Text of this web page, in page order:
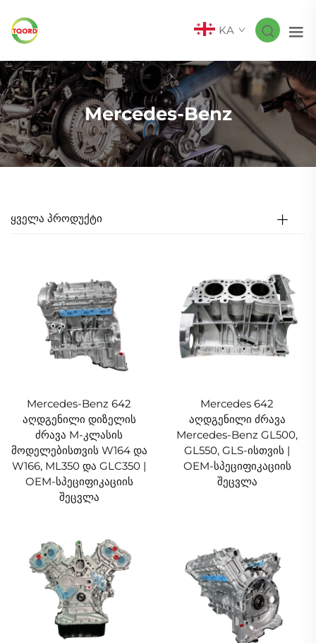
KA
Mercedes-Benz
ᲧᲕᲔᲚᲐ ᲞᲠᲝᲓᲣᲥᲢᲘ
Mercedes-Benz 642
აღდგენილი დიზელის
ძრავა M-კლასის
მოდელებისთვის W164 და
W166, ML350 და GLC350 |
OEM-სპეციფიკაციის
შეცვლა
Mercedes 642
აღდგენილი ძრავა
Mercedes-Benz GL500,
GL550, GLS-ისთვის |
OEM-სპეციფიკაციის
შეცვლა